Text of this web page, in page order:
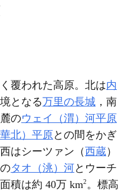
覆われた高原。北は内
となる万里の長城 ，南
のウェイ（渭）河平原
北）平原との間をかぎ
西はシーツァン（西蔵）
タオ（洮）河とウーチ
積は約 40万 km2。標高